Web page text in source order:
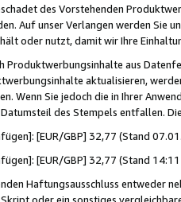
des Vorstehenden
Auf unser Verlangen werden Sie
oder nutzt, damit wir Ihre
Produktwerbungsinhalte aus
aktualisieren,
Wenn Sie jedoch die in Ihrer
des Stempels entfallen.
[EUR/GBP] 32,77 (Stand
[EUR/GBP] 32,77 (Stand
Haftungsausschluss entweder
oder ein sonstiges